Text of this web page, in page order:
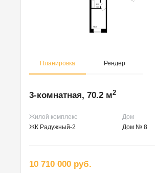
Планировка Рендер
3-комнатная, 70.2 м2
Жилой комплекс Дом
ЖК Радужный-2
Дом № 8
10 710 000 руб.